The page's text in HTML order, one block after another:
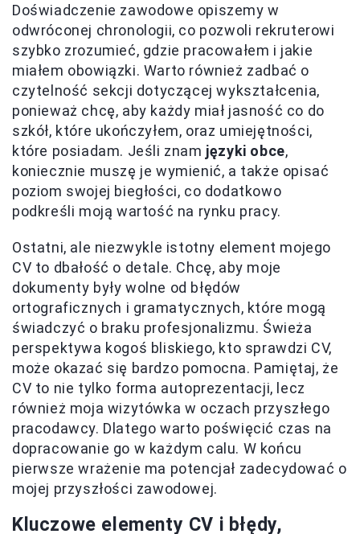
Doświadczenie zawodowe opiszemy w
odwróconej chronologii, co pozwoli rekruterowi
szybko zrozumieć, gdzie pracowałem i jakie
miałem obowiązki. Warto również zadbać o
czytelność sekcji dotyczącej wykształcenia,
ponieważ chcę, aby każdy miał jasność co do
szkół, które ukończyłem, oraz umiejętności,
które posiadam. Jeśli znam języki obce,
koniecznie muszę je wymienić, a także opisać
poziom swojej biegłości, co dodatkowo
podkreśli moją wartość na rynku pracy.
Ostatni, ale niezwykle istotny element mojego
CV to dbałość o detale. Chcę, aby moje
dokumenty były wolne od błędów
ortograficznych i gramatycznych, które mogą
świadczyć o braku profesjonalizmu. Świeża
perspektywa kogoś bliskiego, kto sprawdzi CV,
może okazać się bardzo pomocna. Pamiętaj, że
CV to nie tylko forma autoprezentacji, lecz
również moja wizytówka w oczach przyszłego
pracodawcy. Dlatego warto poświęcić czas na
dopracowanie go w każdym calu. W końcu
pierwsze wrażenie ma potencjał zadecydować o
mojej przyszłości zawodowej.
Kluczowe elementy CV i błędy,